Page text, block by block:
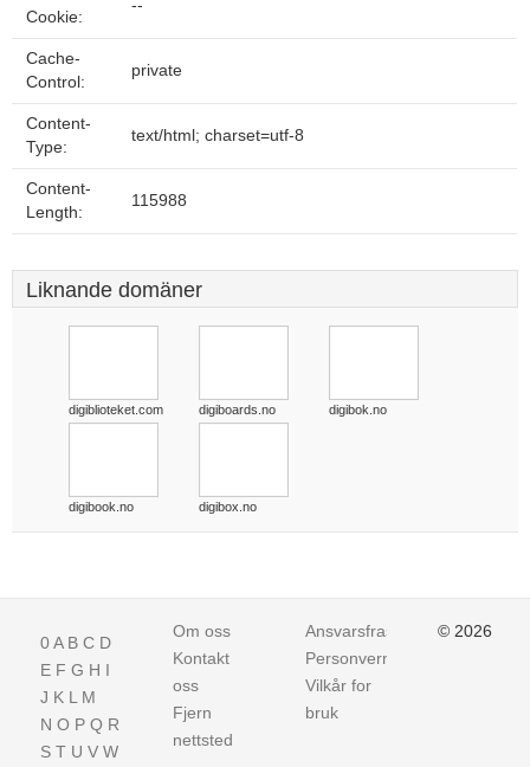
Cookie:
--
Cache-
Control:
private
Content-
Type:
text/html; charset=utf-8
Content-
Length:
115988
Liknande domäner
digiblioteket.com digiboards.no digibok.no
digibook.no digibox.no
0A B C D
E F G H I
J K L M
N O P Q R
S T U V W
Om oss
Kontakt
oss
Fjern
nettsted
Ansvarsfraskrivelse
Personvern
Vilkår for
bruk
© 2026